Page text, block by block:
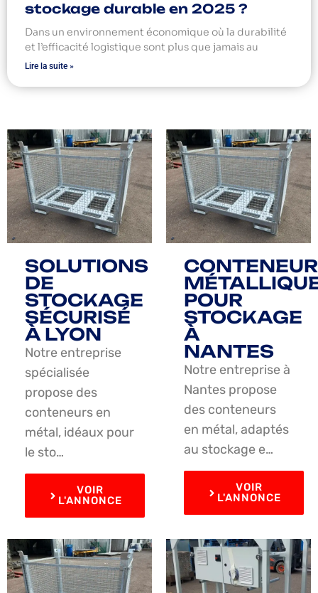
stockage durable en 2025 ?
Dans un environnement économique où la durabilité
et l’efficacité logistique sont plus que jamais au
Lire la suite »
SOLUTIONS
DE
STOCKAGE
SÉCURISÉ
À LYON
Notre entreprise
spécialisée
propose des
conteneurs en
métal, idéaux pour
le sto…
VOIR
L'ANNONCE
POUR
STOCKAGE
À
NANTES
Notre entreprise à
Nantes propose
des conteneurs
en métal, adaptés
au stockage e…
VOIR
L'ANNONCE